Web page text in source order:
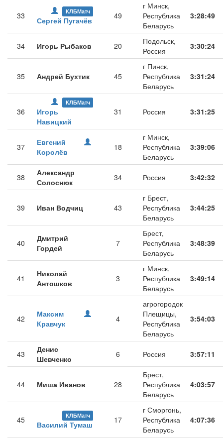
33 КЛБМатч
Сергей Пугачёв 49
г Минск,
Республика
Беларусь
3:28:49
34 Игорь Рыбаков 20
Подольск,
Россия
3:30:24
35 Андрей Бухтик 45
г Пинск,
Республика
Беларусь
3:31:24
36
КЛБМатч
Игорь
Навицкий
31 Россия 3:31:25
37
Евгений
Королёв
18
г Минск,
Республика
Беларусь
3:39:06
38
Александр
Солоснюк
34 Россия 3:42:32
39 Иван Водчиц 43
г Брест,
Республика
Беларусь
3:44:25
40
Дмитрий
Гордей
7
Брест,
Республика
Беларусь
3:48:39
41
Николай
Антошков
3
г Минск,
Республика
Беларусь
3:49:14
42
Максим
Кравчук
4
агрогородок
Плещицы,
Республика
Беларусь
3:54:03
43
Денис
Шевченко
6 Россия 3:57:11
44 Миша Иванов 28
Брест,
Республика
Беларусь
4:03:57
45 КЛБМатч
Василий Тумаш 17
г Сморгонь,
Республика
Беларусь
4:07:36